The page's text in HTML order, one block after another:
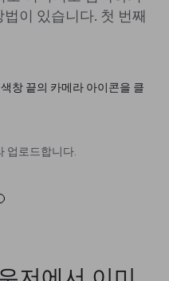
이 있습니다. 첫 번째
창 끝의 카메라 아이콘을 클
업로드합니다.